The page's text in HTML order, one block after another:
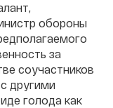
обороны
за
соучастников
другими
голода как